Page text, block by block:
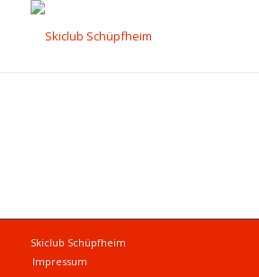
Skiclub Schüpfheim
Impressum